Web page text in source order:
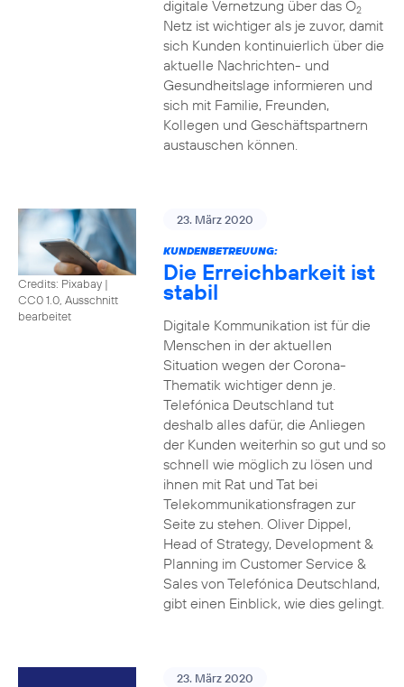
digitale Vernetzung über das O2
Netz ist wichtiger als je zuvor, damit
sich Kunden kontinuierlich über die
aktuelle Nachrichten- und
Gesundheitslage informieren und
sich mit Familie, Freunden,
Kollegen und Geschäftspartnern
austauschen können.
Credits: Pixabay |
CC0 1.0, Ausschnitt
bearbeitet
23. März 2020
KUNDENBETREUUNG:
Die Erreichbarkeit ist
stabil
Digitale Kommunikation ist für die
Menschen in der aktuellen
Situation wegen der Corona-
Thematik wichtiger denn je.
Telefónica Deutschland tut
deshalb alles dafür, die Anliegen
der Kunden weiterhin so gut und so
schnell wie möglich zu lösen und
ihnen mit Rat und Tat bei
Telekommunikationsfragen zur
Seite zu stehen. Oliver Dippel,
Head of Strategy, Development &
Planning im Customer Service &
Sales von Telefónica Deutschland,
gibt einen Einblick, wie dies gelingt.
23. März 2020